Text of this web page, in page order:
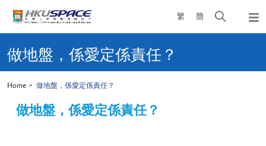
繁 簡
Open
search
content
start做地盤，係愛定係責任？
Home 做地盤，係愛定係責任？
做地盤，係愛定係責任？